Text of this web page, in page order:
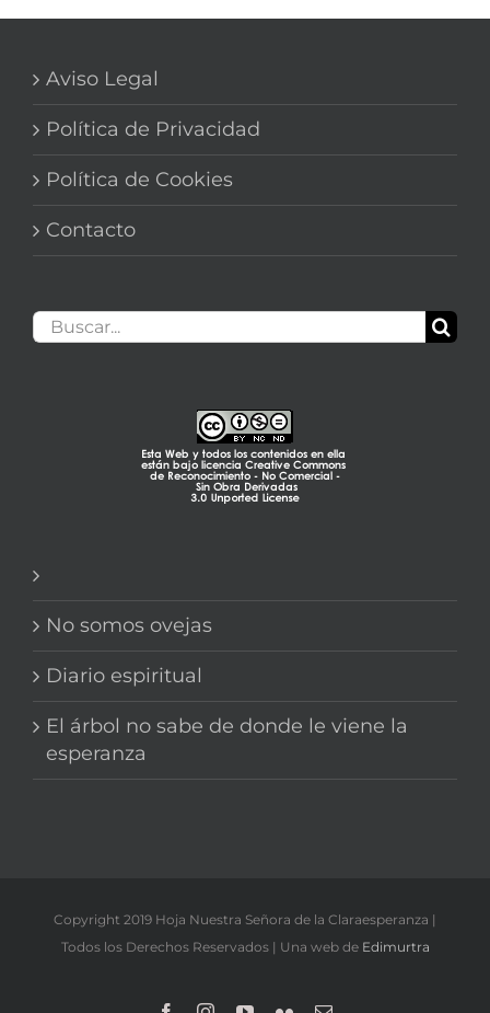
Aviso Legal
Política de Privacidad
Política de Cookies
Contacto
Buscar:
No somos ovejas
Diario espiritual
El árbol no sabe de donde le viene la
esperanza
Copyright 2019 Hoja Nuestra Señora de la Claraesperanza |
Todos los Derechos Reservados | Una web de Edimurtra